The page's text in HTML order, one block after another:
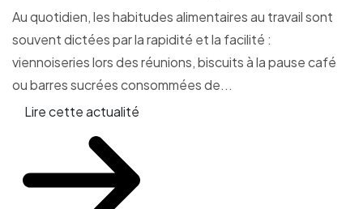
Au quotidien, les habitudes alimentaires au travail sont
souvent dictées par la rapidité et la facilité :
viennoiseries lors des réunions, biscuits à la pause café
ou barres sucrées consommées de...
Lire cette actualité